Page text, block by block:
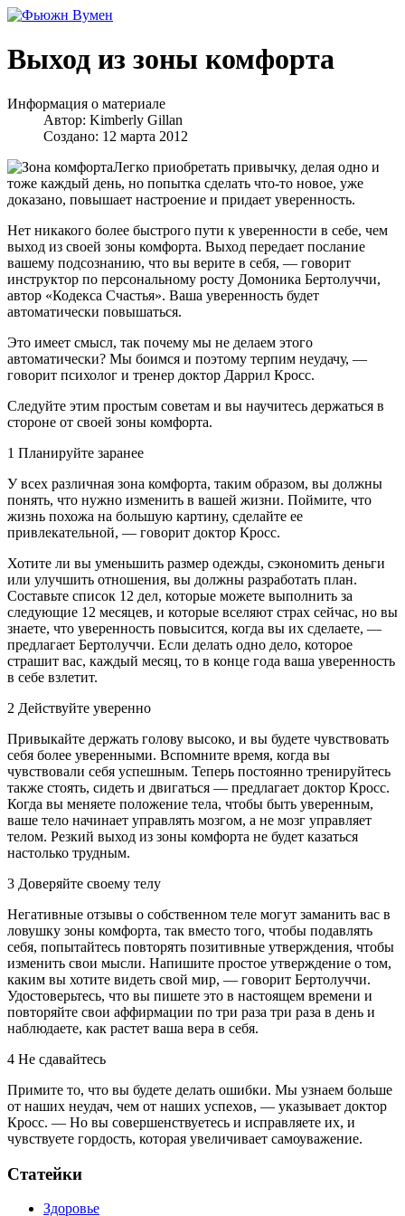
Выход из зоны комфорта
Информация о материале
Автор: Kimberly Gillan
Создано: 12 марта 2012
Легко приобретать привычку, делая одно и
тоже каждый день, но попытка сделать что-то новое, уже
доказано, повышает настроение и придает уверенность.
Нет никакого более быстрого пути к уверенности в себе, чем
выход из своей зоны комфорта. Выход передает послание
вашему подсознанию, что вы верите в себя, — говорит
инструктор по персональному росту Домоника Бертолуччи,
автор «Кодекса Счастья». Ваша уверенность будет
автоматически повышаться.
Это имеет смысл, так почему мы не делаем этого
автоматически? Мы боимся и поэтому терпим неудачу, —
говорит психолог и тренер доктор Даррил Кросс.
Следуйте этим простым советам и вы научитесь держаться в
стороне от своей зоны комфорта.
1 Планируйте заранее
У всех различная зона комфорта, таким образом, вы должны
понять, что нужно изменить в вашей жизни. Поймите, что
жизнь похожа на большую картину, сделайте ее
привлекательной, — говорит доктор Кросс.
Хотите ли вы уменьшить размер одежды, сэкономить деньги
или улучшить отношения, вы должны разработать план.
Составьте список 12 дел, которые можете выполнить за
следующие 12 месяцев, и которые вселяют страх сейчас, но вы
знаете, что уверенность повысится, когда вы их сделаете, —
предлагает Бертолуччи. Если делать одно дело, которое
страшит вас, каждый месяц, то в конце года ваша уверенность
в себе взлетит.
2 Действуйте уверенно
Привыкайте держать голову высоко, и вы будете чувствовать
себя более уверенными. Вспомните время, когда вы
чувствовали себя успешным. Теперь постоянно тренируйтесь
также стоять, сидеть и двигаться — предлагает доктор Кросс.
Когда вы меняете положение тела, чтобы быть уверенным,
ваше тело начинает управлять мозгом, а не мозг управляет
телом. Резкий выход из зоны комфорта не будет казаться
настолько трудным.
3 Доверяйте своему телу
Негативные отзывы о собственном теле могут заманить вас в
ловушку зоны комфорта, так вместо того, чтобы подавлять
себя, попытайтесь повторять позитивные утверждения, чтобы
изменить свои мысли. Напишите простое утверждение о том,
каким вы хотите видеть свой мир, — говорит Бертолуччи.
Удостоверьтесь, что вы пишете это в настоящем времени и
повторяйте свои аффирмации по три раза три раза в день и
наблюдаете, как растет ваша вера в себя.
4 Не сдавайтесь
Примите то, что вы будете делать ошибки. Мы узнаем больше
от наших неудач, чем от наших успехов, — указывает доктор
Кросс. — Но вы совершенствуетесь и исправляете их, и
чувствуете гордость, которая увеличивает самоуважение.
Статейки
Здоровье